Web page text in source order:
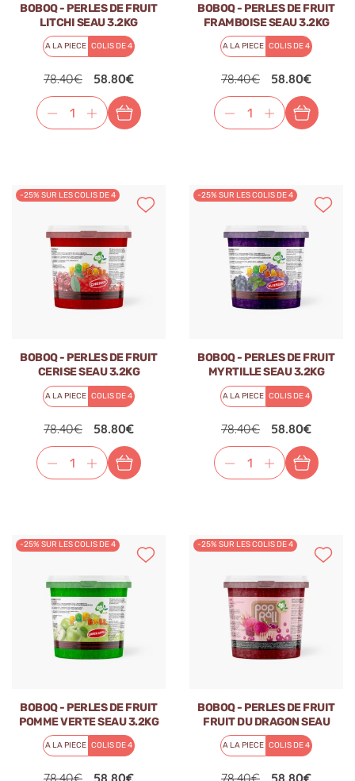
BOBOQ - PERLES DE FRUIT
LITCHI SEAU 3.2KG
A LA PIECE COLIS DE 4
78.40€ 58.80€
BOBOQ - PERLES DE FRUIT
FRAMBOISE SEAU 3.2KG
A LA PIECE COLIS DE 4
78.40€ 58.80€
-25% SUR LES COLIS DE 4
BOBOQ - PERLES DE FRUIT
CERISE SEAU 3.2KG
A LA PIECE COLIS DE 4
78.40€ 58.80€
-25% SUR LES COLIS DE 4
BOBOQ - PERLES DE FRUIT
MYRTILLE SEAU 3.2KG
A LA PIECE COLIS DE 4
78.40€ 58.80€
-25% SUR LES COLIS DE 4
BOBOQ - PERLES DE FRUIT
POMME VERTE SEAU 3.2KG
A LA PIECE COLIS DE 4
-25% SUR LES COLIS DE 4
BOBOQ - PERLES DE FRUIT
FRUIT DU DRAGON SEAU
3.2KG
A LA PIECE COLIS DE 4